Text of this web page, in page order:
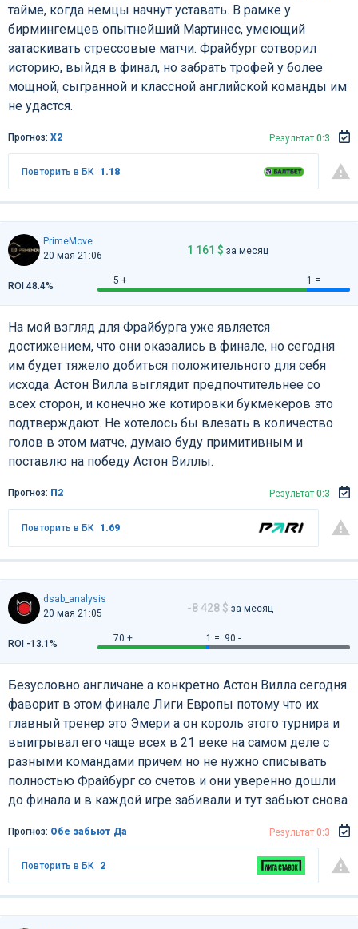
тайме, когда немцы начнут уставать. В рамке у
бирмингемцев опытнейший Мартинес, умеющий
затаскивать стрессовые матчи. Фрайбург сотворил
историю, выйдя в финал, но забрать трофей у более
мощной, сыгранной и классной английской команды им
не удастся.
Прогноз: Х2 Результат 0:3
Повторить в БК 1.18
PrimeMove
20 мая 21:06
1 161 $ за месяц
5 + 1 =
ROI 48.4%
На мой взгляд для Фрайбурга уже является
достижением, что они оказались в финале, но сегодня
им будет тяжело добиться положительного для себя
исхода. Астон Вилла выглядит предпочтительнее со
всех сторон, и конечно же котировки букмекеров это
подтверждают. Не хотелось бы влезать в количество
голов в этом матче, думаю буду примитивным и
поставлю на победу Астон Виллы.
Прогноз: П2 Результат 0:3
Повторить в БК 1.69
dsab_analysis
20 мая 21:05
-8 428 $ за месяц
70 + 1 = 90 -
ROI -13.1%
Безусловно англичане а конкретно Астон Вилла сегодня
фаворит в этом финале Лиги Европы потому что их
главный тренер это Эмери а он король этого турнира и
выигрывал его чаще всех в 21 веке на самом деле с
разными командами причем но не нужно списывать
полностью Фрайбург со счетов и они уверенно дошли
до финала и в каждой игре забивали и тут забьют снова
Прогноз: Обе забьют Да Результат 0:3
Повторить в БК 2